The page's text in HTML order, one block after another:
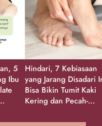
5
Ibu
Hindari, 7 Kebiasaan
yang Jarang Disadari
Bisa Bikin Tumit Kaki
Kering dan Pecah-